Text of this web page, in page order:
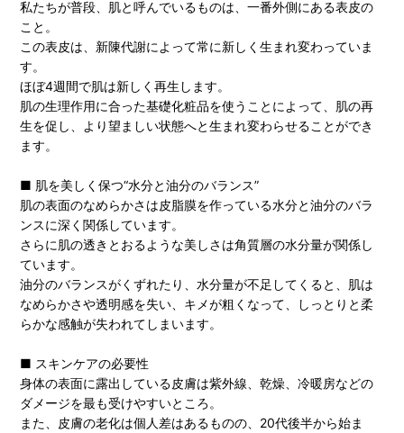
私たちが普段、肌と呼んでいるものは、一番外側にある表皮の
こと。
この表皮は、新陳代謝によって常に新しく生まれ変わっていま
す。
ほぼ4週間で肌は新しく再生します。
肌の生理作用に合った基礎化粧品を使うことによって、肌の再
生を促し、より望ましい状態へと生まれ変わらせることができ
ます。
■ 肌を美しく保つ“水分と油分のバランス”
肌の表面のなめらかさは皮脂膜を作っている水分と油分のバラ
ンスに深く関係しています。
さらに肌の透きとおるような美しさは角質層の水分量が関係し
ています。
油分のバランスがくずれたり、水分量が不足してくると、肌は
なめらかさや透明感を失い、キメが粗くなって、しっとりと柔
らかな感触が失われてしまいます。
■ スキンケアの必要性
身体の表面に露出している皮膚は紫外線、乾燥、冷暖房などの
ダメージを最も受けやすいところ。
また、皮膚の老化は個人差はあるものの、20代後半から始ま